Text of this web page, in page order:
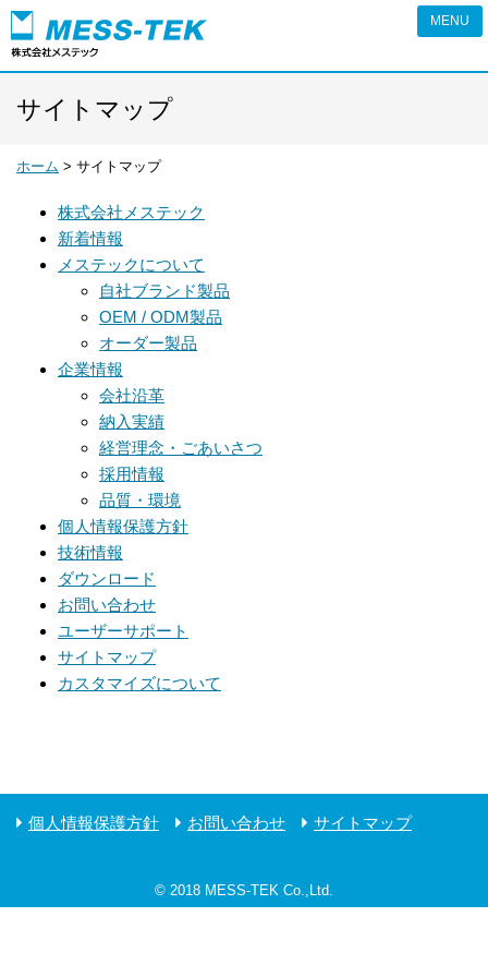
サイトマップ
ホーム > サイトマップ
株式会社メステック
新着情報
メステックについて
自社ブランド製品
OEM / ODM製品
オーダー製品
企業情報
会社沿革
納入実績
経営理念・ごあいさつ
採用情報
品質・環境
個人情報保護方針
技術情報
ダウンロード
お問い合わせ
ユーザーサポート
サイトマップ
カスタマイズについて
個人情報保護方針 お問い合わせ サイトマップ
© 2018 MESS-TEK Co.,Ltd.